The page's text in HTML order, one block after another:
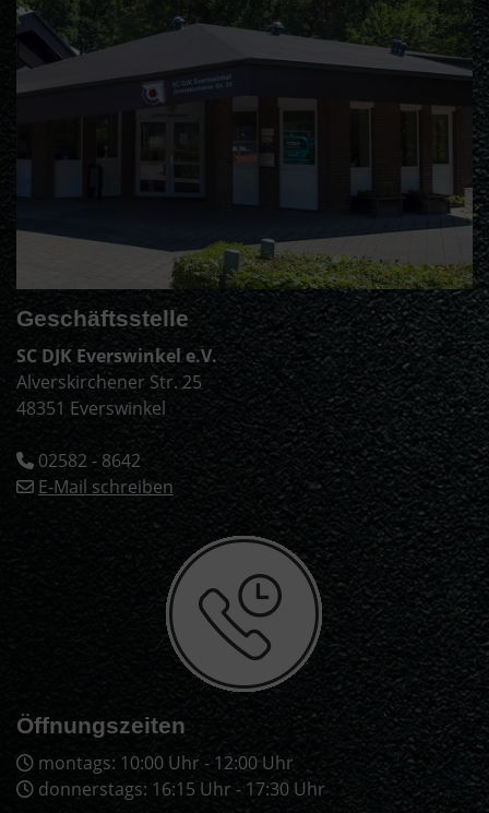
Geschäftsstelle
SC DJK Everswinkel e.V.
Alverskirchener Str. 25
48351 Everswinkel
02582 - 8642
E-Mail schreiben
Öffnungszeiten
montags: 10:00 Uhr - 12:00 Uhr
donnerstags: 16:15 Uhr - 17:30 Uhr